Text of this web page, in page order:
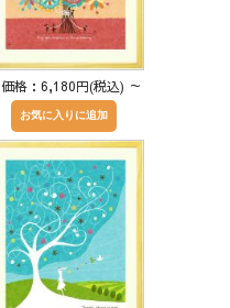
価格：6,180円(税込) ～